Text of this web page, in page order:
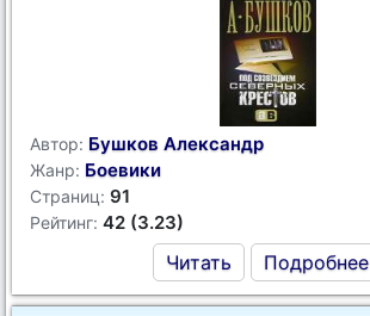
Автор: Бушков Александр
Жанр: Боевики
Страниц: 91
Рейтинг: 42 (3.23)
Читать Подробнее